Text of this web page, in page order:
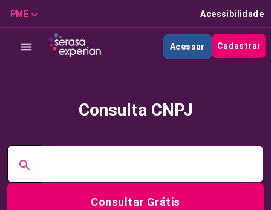
PME Acessibilidade
Acessar Cadastrar
Consulta CNPJ
Consultar Grátis